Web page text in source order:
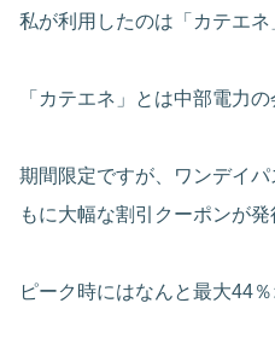
私が利用したのは「カテエネ
「カテエネ」とは中部電力
期間限定ですが、ワンデイ
もに大幅な割引クーポンが発
ピーク時にはなんと最大44